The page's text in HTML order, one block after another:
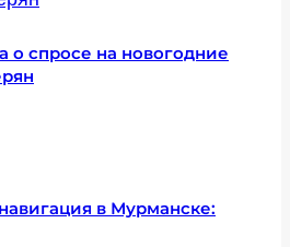
о спросе на новогодние
в Мурманске: